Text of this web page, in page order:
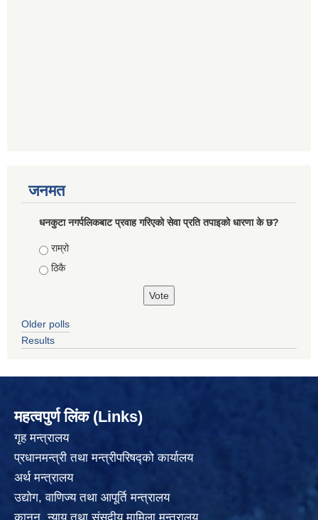
जनमत
धनकुटा नगर्पलिकबाट प्रवाह गरिएको सेवा प्रति तपाइको धारणा के छ?
Choices
राम्रो
ठिकै
Older polls
Results
महत्वपुर्ण लिंक (Links)
गृह मन्त्रालय
प्रधानमन्त्री तथा मन्त्रीपरिषद्को कार्यालय
अर्थ मन्त्रालय
उद्योग, वाणिज्य तथा आपूर्ति मन्त्रालय